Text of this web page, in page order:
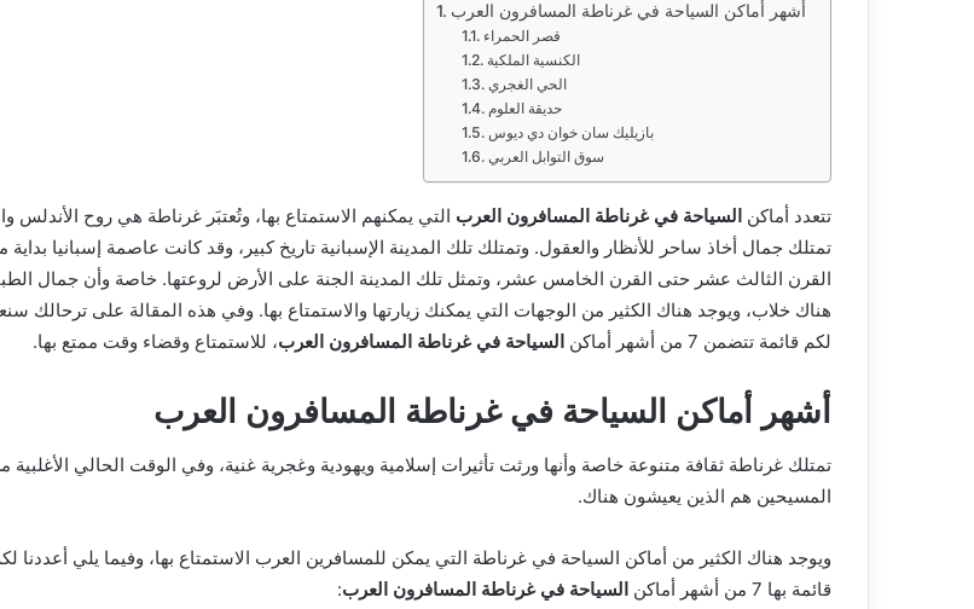
ا
أشهر أماكن ‏السياحة في غرناطة المسافرون العرب
قصر الحمراء
الكنسية الملكية
الحي الغجري
حديقة العلوم
بازيليك سان خوان دي ديوس
سوق التوابل العربي
تتعدد أماكن ‏ السياحة في غرناطة المسافرون العرب التي يمكنهم الاستمتاع بها، وتُعتبَر غرناطة هي روح الأندلس
تمتلك جمال أخاذ ساحر للأنظار والعقول. وتمتلك تلك المدينة الإسبانية تاريخ كبير، وقد كانت عاصمة إسبانيا بداية
القرن الثالث عشر حتى القرن الخامس عشر، وتمثل تلك المدينة الجنة على الأرض لروعتها. خاصة وأن جمال
هناك خلاب، ويوجد هناك الكثير من الوجهات التي يمكنك زيارتها والاستمتاع بها. وفي هذه المقالة على ترحالك
لكم قائمة تتضمن 7 من أشهر أماكن ‏
السياحة في غرناطة المسافرون العرب، للاستمتاع وقضاء وقت ممتع بها.
أشهر أماكن ‏السياحة في غرناطة المسافرون العرب
تمتلك غرناطة ثقافة متنوعة خاصة وأنها ورثت تأثيرات إسلامية ويهودية وغجرية غنية، وفي الوقت الحالي الأغلبية
المسيحين هم الذين يعيشون هناك.
ويوجد هناك الكثير من أماكن ‏السياحة في غرناطة التي يمكن للمسافرين العرب الاستمتاع بها، وفيما يلي أعددنا
قائمة بها 7 من أشهر أماكن ‏
السياحة في غرناطة المسافرون العرب: